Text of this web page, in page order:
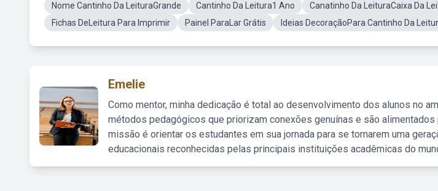
Nome Cantinho Da LeituraGrande
Cantinho Da Leitura1 Ano
Canatinho Da LeituraCaixa Da
Fichas DeLeitura Para Imprimir
Painel ParaLar Grátis Ideias DecoraçãoPara Cantinho Da
Emelie
Como mentor, minha dedicação é total ao desenvolvimento dos alunos no
métodos pedagógicos que priorizam conexões genuínas e são alimentados
missão é orientar os estudantes em sua jornada para se tornarem uma
educacionais reconhecidas pelas principais instituições acadêmicas do